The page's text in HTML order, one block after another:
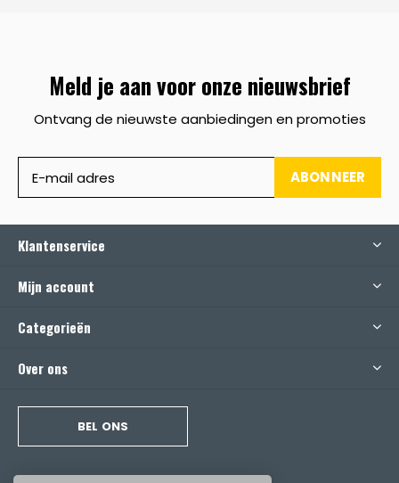
Meld je aan voor onze nieuwsbrief
Ontvang de nieuwste aanbiedingen en promoties
ABONNEER
Klantenservice
Mijn account
Categorieën
Over ons
BEL ONS